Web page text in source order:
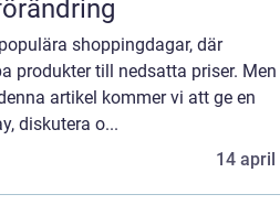
i förändring
shoppingdagar, där
produkter till nedsatta priser.
artikel kommer vi att ge en
diskutera o...
14 april